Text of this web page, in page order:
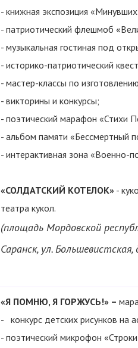
- книжная экспозиция
- патриотический флешмоб
- музыкальная гостиная под
- историко-патриотический
- мастер-классы по
- викторины и конкурсы;
- поэтический марафон «Стихи
- альбом памяти «Бессмертный
- интерактивная зона «Военно-
«СОЛДАТСКИЙ КОТЕЛОК» -
театра кукол.
(площадь Мордовской
Саранск, ул. Большевистская,
«Я ПОМНЮ, Я ГОРЖУСЬ!» –
- конкурс детских рисунков на
- поэтический микрофон